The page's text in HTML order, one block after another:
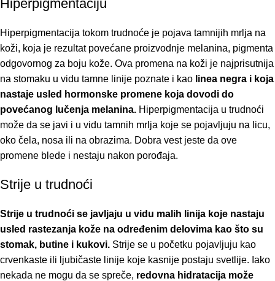
Hiperpigmentaciju
Hiperpigmentacija tokom trudnoće je pojava tamnijih mrlja na
koži, koja je rezultat povećane proizvodnje melanina, pigmenta
odgovornog za boju kože. Ova promena na koži je najprisutnija
na stomaku u vidu tamne linije poznate i kao linea negra i koja
nastaje usled hormonske promene koja dovodi do
povećanog lučenja melanina. Hiperpigmentacija u trudnoći
može da se javi i u vidu tamnih mrlja koje se pojavljuju na licu,
oko čela, nosa ili na obrazima. Dobra vest jeste da ove
promene blede i nestaju nakon porođaja.
Strije u trudnoći
Strije u trudnoći se javljaju u vidu malih linija koje nastaju
usled rastezanja kože na određenim delovima kao što su
stomak, butine i kukovi. Strije se u početku pojavljuju kao
crvenkaste ili ljubičaste linije koje kasnije postaju svetlije. Iako
nekada ne mogu da se spreče, redovna hidratacija može